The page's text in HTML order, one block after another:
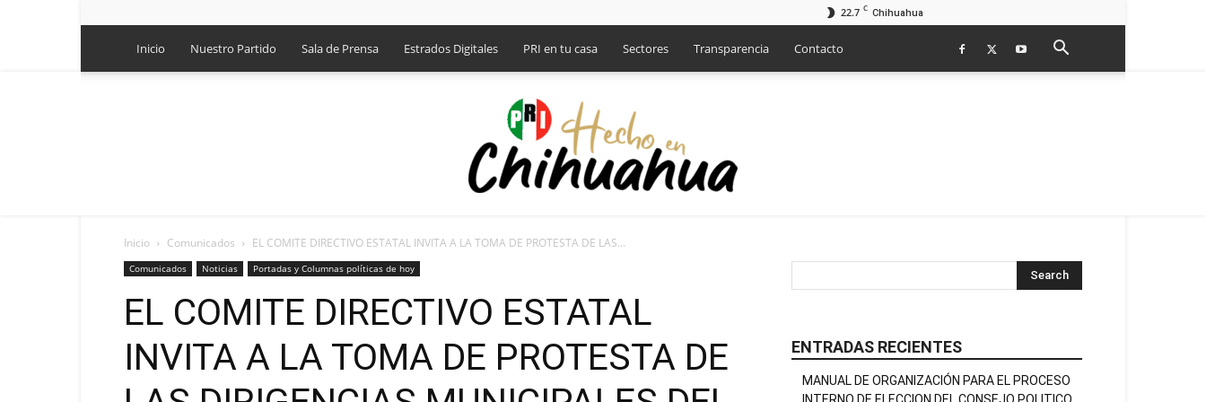
22.7 C Chihuahua
Inicio Nuestro Partido Sala de Prensa Estrados Digitales PRI en tu casa Sectores Transparencia Contacto
Inicio Comunicados EL COMITE DIRECTIVO ESTATAL INVITA A LA TOMA DE PROTESTA DE LAS...
Comunicados Noticias Portadas y Columnas políticas de hoy
EL COMITE DIRECTIVO ESTATAL
INVITA A LA TOMA DE PROTESTA DE
ENTRADAS RECIENTES
MANUAL DE ORGANIZACIÓN PARA EL PROCESO